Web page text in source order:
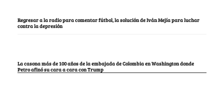
Regresar a la radio para comentar fútbol, la solución de Iván Mejía para luchar
contra la depresión
La casona más de 100 años de la embajada de Colombia en Washington donde
Petro afinó su cara a cara con Trump